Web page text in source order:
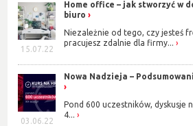
15.07.22
Home office – jak stworzyć w
biuro
Niezależnie od tego, czy jesteś
pracujesz zdalnie dla firmy...
03.06.22
Nowa Nadzieja –
Pond 600 uczestników, dyskusje
4...